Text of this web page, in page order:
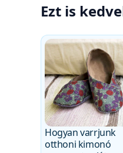
Ezt is
Hogyan varrjunk
otthoni kimonó